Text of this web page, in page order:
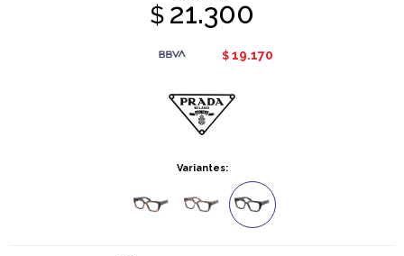
$ 21.300
$ 19.170
Variantes: